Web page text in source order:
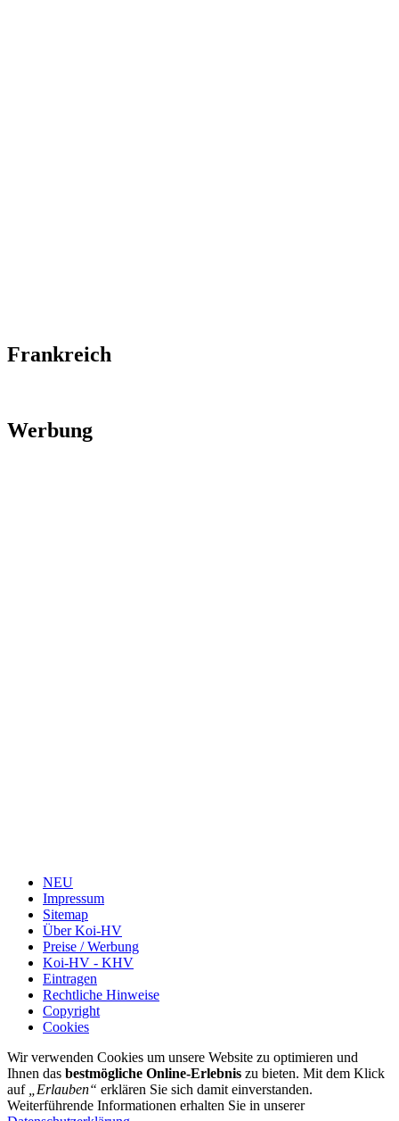
Frankreich
Werbung
NEU
Impressum
Sitemap
Über Koi-HV
Preise / Werbung
Koi-HV - KHV
Eintragen
Rechtliche Hinweise
Copyright
Cookies
Wir verwenden Cookies um unsere Website zu optimieren und
Ihnen das bestmögliche Online-Erlebnis zu bieten. Mit dem Klick
auf
„Erlauben“ erklären Sie sich damit einverstanden.
Weiterführende Informationen erhalten Sie in unserer